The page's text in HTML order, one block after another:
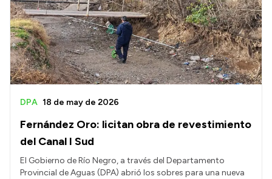
Fernández Oro: licitan obra de revestimiento
del Canal I Sud
DPA 18 de may de 2026
El Gobierno de Río Negro, a través del Departamento
Provincial de Aguas (DPA) abrió los sobres para una nueva